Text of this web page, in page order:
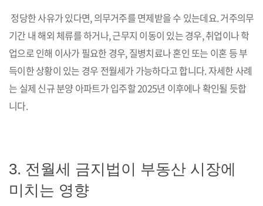
정당한 사유가 있다면, 의무거주를 면제받을 수 있는데요. 거주의무
기간 내 해외 체류를 하거나, 근무지 이동이 있는 경우, 취업이나 학
업으로 인해 이사가 필요한 경우, 질병치료나 혼인 또는 이혼 등 부
득이한 상황이 있는 경우 전월세가 가능하다고 합니다. 자세한 사례
는 실제 신규 분양 아파트가 입주할 2025년 이후에나 확인될 듯합
니다.
3. 전월세 금지법이 부동산 시장에
미치는 영향